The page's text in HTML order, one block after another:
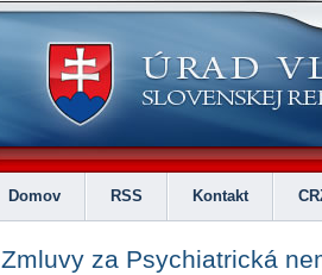
Domov RSS Kontakt
Zmluvy za Psychiatrická